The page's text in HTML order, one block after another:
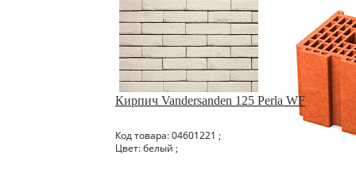
Кирпич Vandersanden 125 Perla WF
Код товара: 04601221 ;
Цвет: белый ;